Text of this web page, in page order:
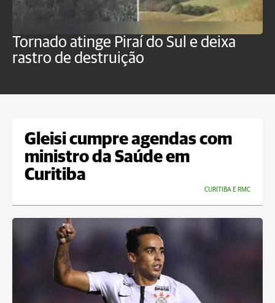
Tornado atinge Piraí do Sul e deixa
rastro de destruição
Gleisi cumpre agendas com
ministro da Saúde em
Curitiba
CURITIBA E RMC